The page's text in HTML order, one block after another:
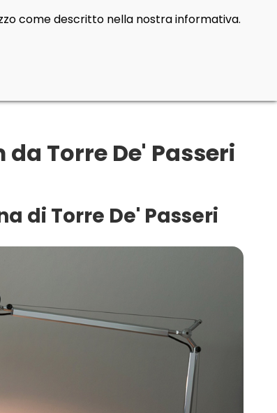
Torre De' Passeri
di Torre De' Passeri
come descritto nella nostra informativa.